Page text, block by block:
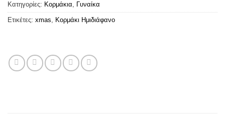
Κατηγορίες: Κορμάκια, Γυναίκα
Ετικέτες: xmas, Κορμάκι Ημιδιάφανο